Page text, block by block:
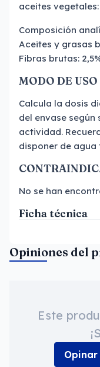
aceites
Composición
Aceites y grasas
Fibras brutas:
MODO DE USO
Calcula la dosis
del envase según
actividad.
disponer de agua
No se han
Ficha técnica
Opiniones del
Este